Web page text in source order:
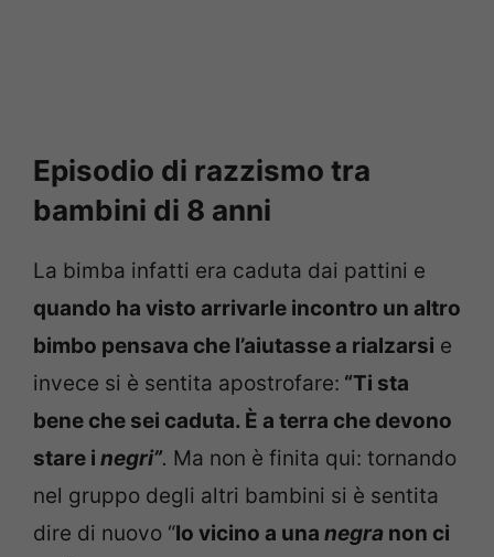
Episodio di razzismo tra
bambini di 8 anni
La bimba infatti era caduta dai pattini e
quando ha visto arrivarle incontro un altro
bimbo pensava che l’aiutasse a rialzarsi e
invece si è sentita apostrofare: “Ti sta
bene che sei caduta. È a terra che devono
stare i negri”. Ma non è finita qui: tornando
nel gruppo degli altri bambini si è sentita
dire di nuovo “Io vicino a una negra non ci